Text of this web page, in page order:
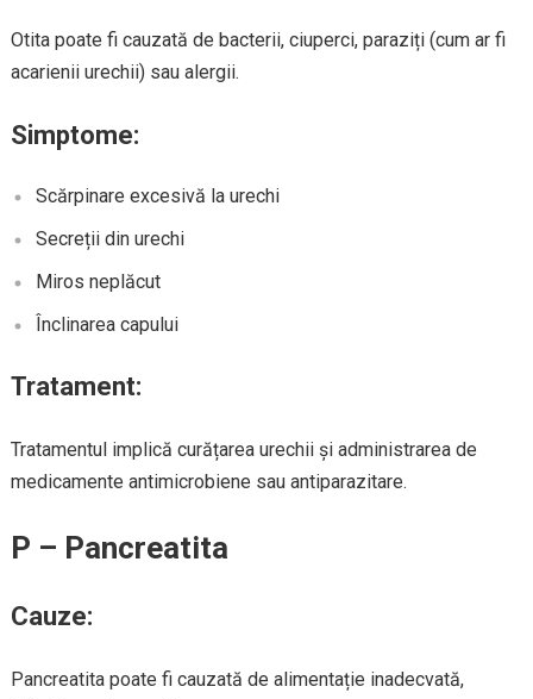
Otita poate fi cauzată de bacterii, ciuperci, paraziți (cum ar fi
acarienii urechii) sau alergii.
Simptome:
Scărpinare excesivă la urechi
Secreții din urechi
Miros neplăcut
Înclinarea capului
Tratament:
Tratamentul implică curățarea urechii și administrarea de
medicamente antimicrobiene sau antiparazitare.
P – Pancreatita
Cauze:
Pancreatita poate fi cauzată de alimentație inadecvată,